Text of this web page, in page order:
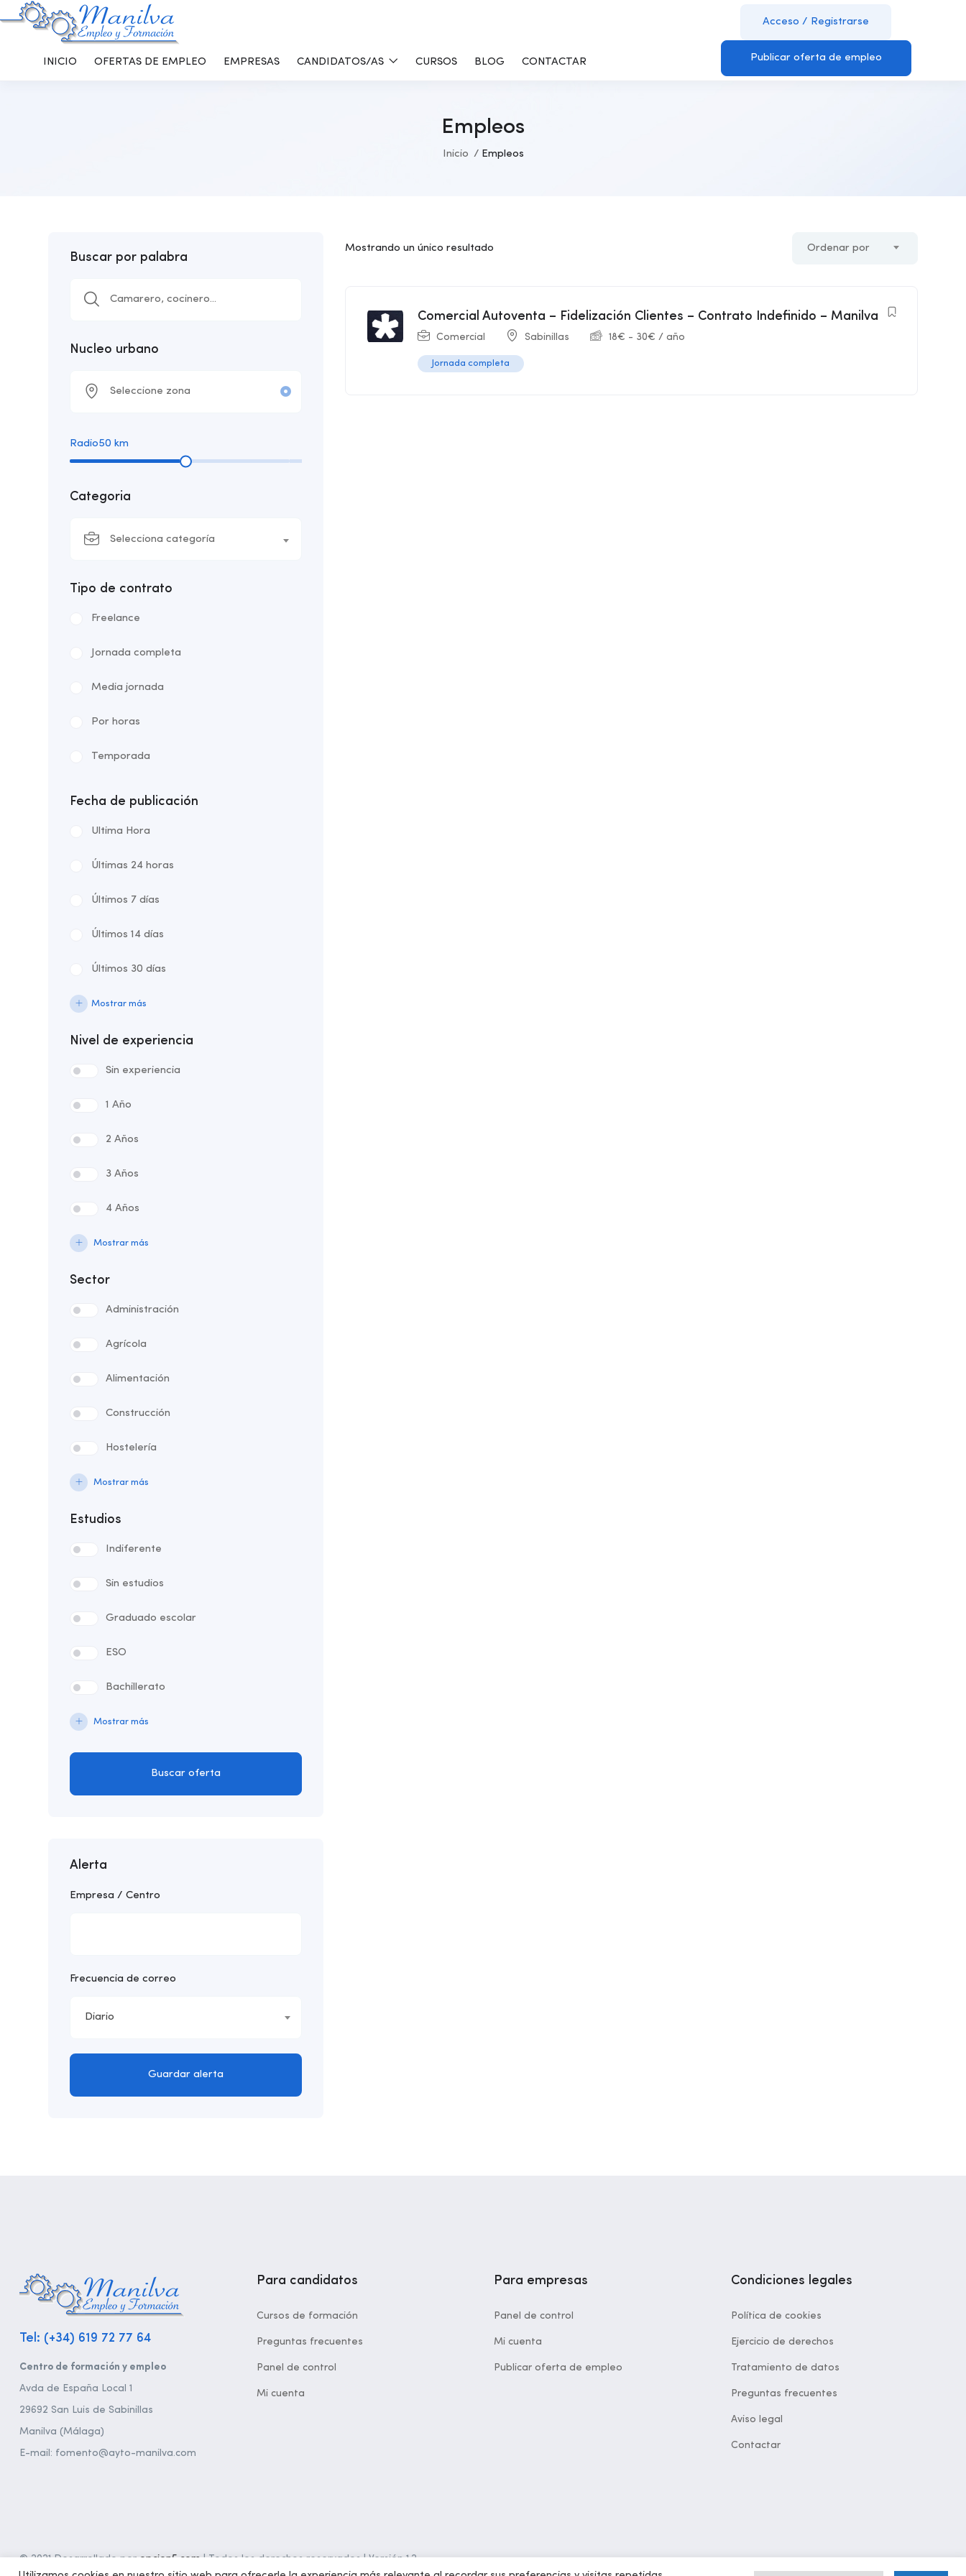
INICIO OFERTAS DE EMPLEO EMPRESAS CANDIDATOS/AS CURSOS BLOG CONTACTAR
Acceso / Registrarse
Publicar oferta de empleo
Empleos
Inicio Empleos
Buscar por palabra
Nucleo urbano
Radio50 km
Categoria
Selecciona categoría
Tipo de contrato
Freelance
Jornada completa
Media jornada
Por horas
Temporada
Fecha de publicación
Ultima Hora
Últimas 24 horas
Últimos 7 días
Últimos 14 días
Últimos 30 días
Mostrar más
Nivel de experiencia
Sin experiencia
1 Año
2 Años
3 Años
4 Años
Mostrar más
Sector
Administración
Agrícola
Alimentación
Construcción
Hostelería
Mostrar más
Estudios
Indiferente
Sin estudios
Graduado escolar
ESO
Bachillerato
Mostrar más
Buscar oferta
Alerta
Empresa / Centro
Frecuencia de correo
Diario
Guardar alerta
Mostrando un único resultado Ordenar por
Comercial Autoventa – Fidelización Clientes – Contrato Indefinido – Manilva
Comercial Sabinillas 18€ - 30€ / año
Jornada completa
Tel: (+34) 619 72 77 64
Centro de formación y empleo
Avda de España Local 1
29692 San Luis de Sabinillas
Manilva (Málaga)
E-mail: fomento@ayto-manilva.com
Para candidatos
Cursos de formación
Preguntas frecuentes
Panel de control
Mi cuenta
Para empresas
Panel de control
Mi cuenta
Publicar oferta de empleo
Condiciones legales
Política de cookies
Ejercicio de derechos
Tratamiento de datos
Preguntas frecuentes
Aviso legal
Contactar
© 2021 Desarrollado poropcion5.com| Todos los derechos reservados | Versión 1.2